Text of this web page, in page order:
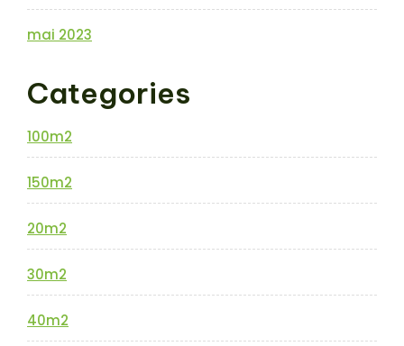
mai 2023
Categories
100m2
150m2
20m2
30m2
40m2